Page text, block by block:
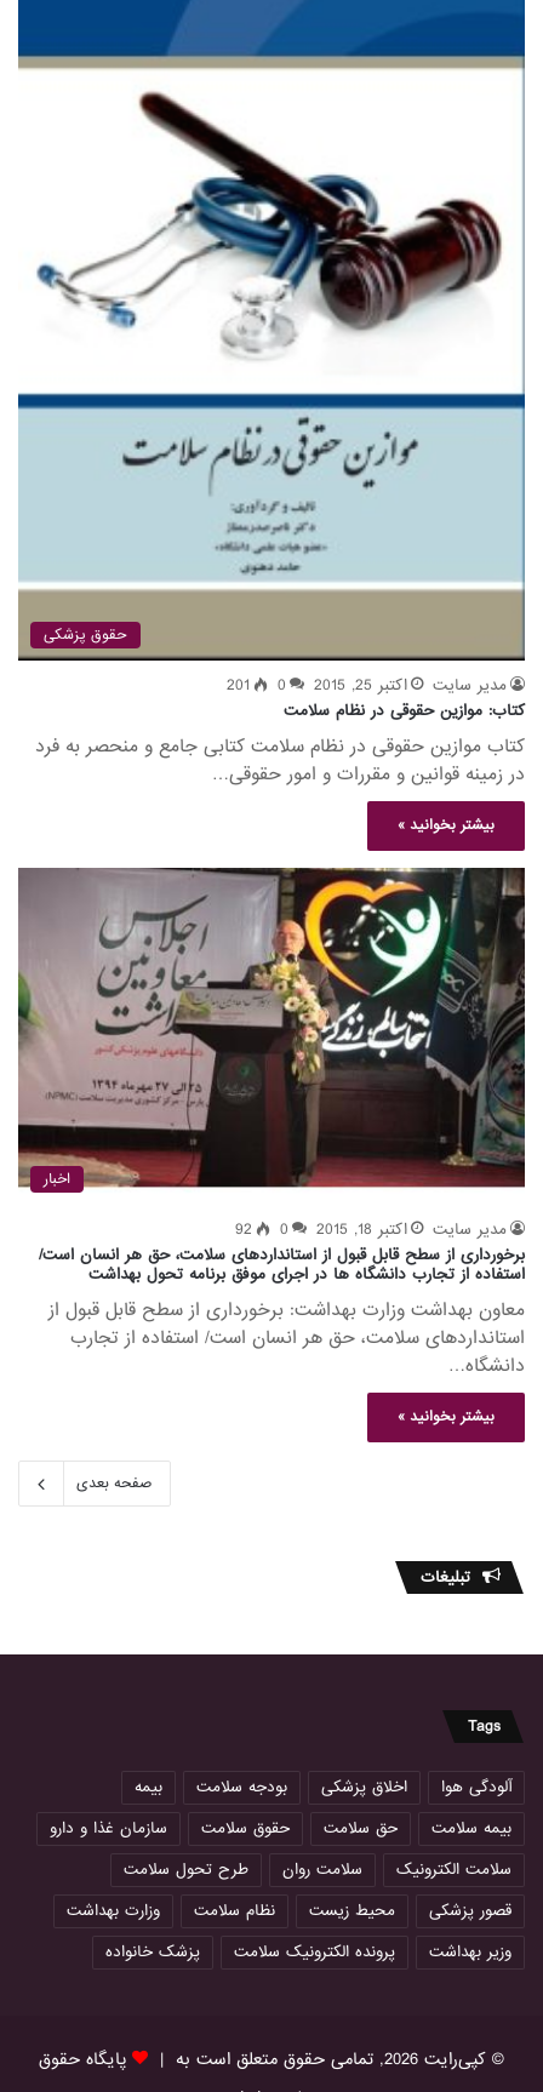
حقوق پزشکی
مدیر سایت اکتبر 25, 2015 0
201
کتاب: موازین حقوقی در نظام سلامت
کتاب موازین حقوقی در نظام سلامت کتابی جامع و منحصر به فرد
در زمینه قوانین و مقررات و امور حقوقی…
بیشتر بخوانید »
اخبار
مدیر سایت اکتبر 18, 2015 0
92
برخورداری از سطح قابل قبول از استانداردهای سلامت، حق هر انسان است/
استفاده از تجارب دانشگاه ها در اجرای موفق برنامه تحول بهداشت
معاون بهداشت وزارت بهداشت: برخورداری از سطح قابل قبول از
استانداردهای سلامت، حق هر انسان است/ استفاده از تجارب
دانشگاه…
بیشتر بخوانید »
صفحه بعدی
تبلیغات
Tags
آلودگی هوا اخلاق پزشکی بودجه سلامت
بیمه
بیمه سلامت
حق سلامت حقوق سلامت
سازمان غذا و دارو
سلامت الکترونیک
سلامت روان
طرح تحول سلامت
قصور پزشکی
محیط زیست نظام سلامت
وزارت بهداشت
وزیر بهداشت
پرونده الکترونیک سلامت پزشک خانواده
© کپی‌رایت 2026, تمامی حقوق متعلق است به |
پایگاه حقوق